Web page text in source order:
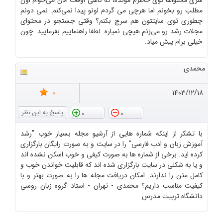
مطلب رو بخونم اما هرچی می گردم اونو پیدا نمی‌کنم. نمی دونم
چطوری توی سایتتون هم سرچ بکنم؟ وقتی جستجو در محتوای
مجلات رشد رو می‌زنم هیچی نمیاره. لطفا راهنماییم بفرمایید. چون
خیلی برام پیش میاد.
محمدی
۱۴۰۳/۱۲/۱۸
0
0
0
با تشکر از اینکه شماره هایی از آرشیو مجله بسیار خوب "رشد
آموزش زبان و ادب فارسی" را در سایت و به صورت رایگان بارگزاری
کرده اید. برخی از شماره ها به صورت کیفی و خوب اسکن نشده اند
و یا به شکلی در سایت بارگزاری شده اند که قابلیت خواندن خوب و
کامل متن را ندارند. امکان دریافت مجله ها را به صورت بهتر و با
کیفیت مناسب داریم؟ محمدی - تهران - استاد گروه زبان روسی
دانشگاه تربیت مدرس